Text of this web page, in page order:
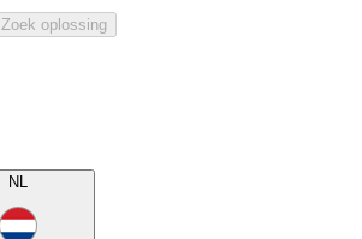
Zoek oplossing
NL